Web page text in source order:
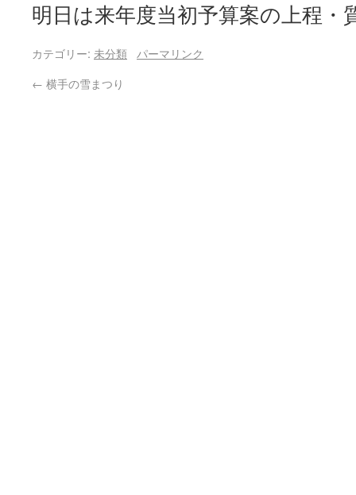
明日は来年度当初予算案の上程・
カテゴリー: 未分類
パーマリンク
← 横手の雪まつり